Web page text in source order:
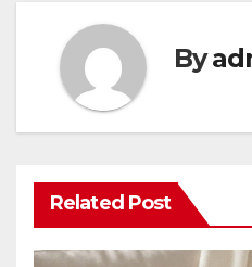
By
Related Post